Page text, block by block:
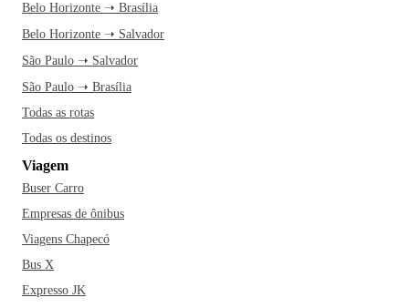
Belo Horizonte ➝ Brasília
Belo Horizonte ➝ Salvador
São Paulo ➝ Salvador
São Paulo ➝ Brasília
Todas as rotas
Todas os destinos
Viagem
Buser Carro
Empresas de ônibus
Viagens Chapecó
Bus X
Expresso JK